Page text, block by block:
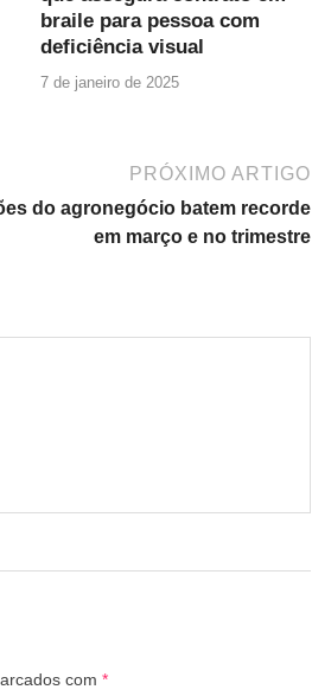
braile para pessoa com
deficiência visual
7 de janeiro de 2025
PRÓXIMO ARTIGO
do agronegócio batem recorde
em março e no trimestre
com *